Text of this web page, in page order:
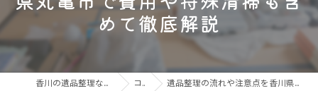
めて徹底解説
香川の遺品整理ならウィズイング株式会社 コラム 遺品整理の流れや注意点を香川県丸亀市で費用や特殊清掃も含めて徹底解説